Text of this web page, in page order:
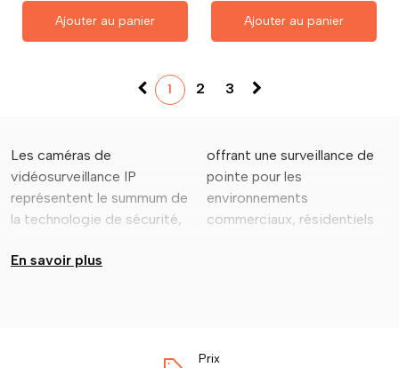
Ajouter au panier Ajouter au panier
1 2 3
Les caméras de
vidéosurveillance IP
représentent le summum de
la technologie de sécurité,
offrant une surveillance de
pointe pour les
environnements
commerciaux, résidentiels
et institutionnels. Ces
caméras IP intègrent des
caractéristiques de pointe
pour une protection
En savoir plus
Prix